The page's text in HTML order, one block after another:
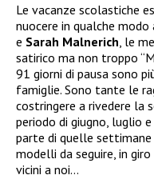
Le vacanze scolastiche
nuocere in qualche modo
e Sarah Malnerich , le
satirico ma non troppo
91 giorni di pausa sono
famiglie. Sono tante le
costringere a rivedere la
periodo di giugno, luglio
parte di quelle settimane
modelli da seguire, in
vicini a noi…